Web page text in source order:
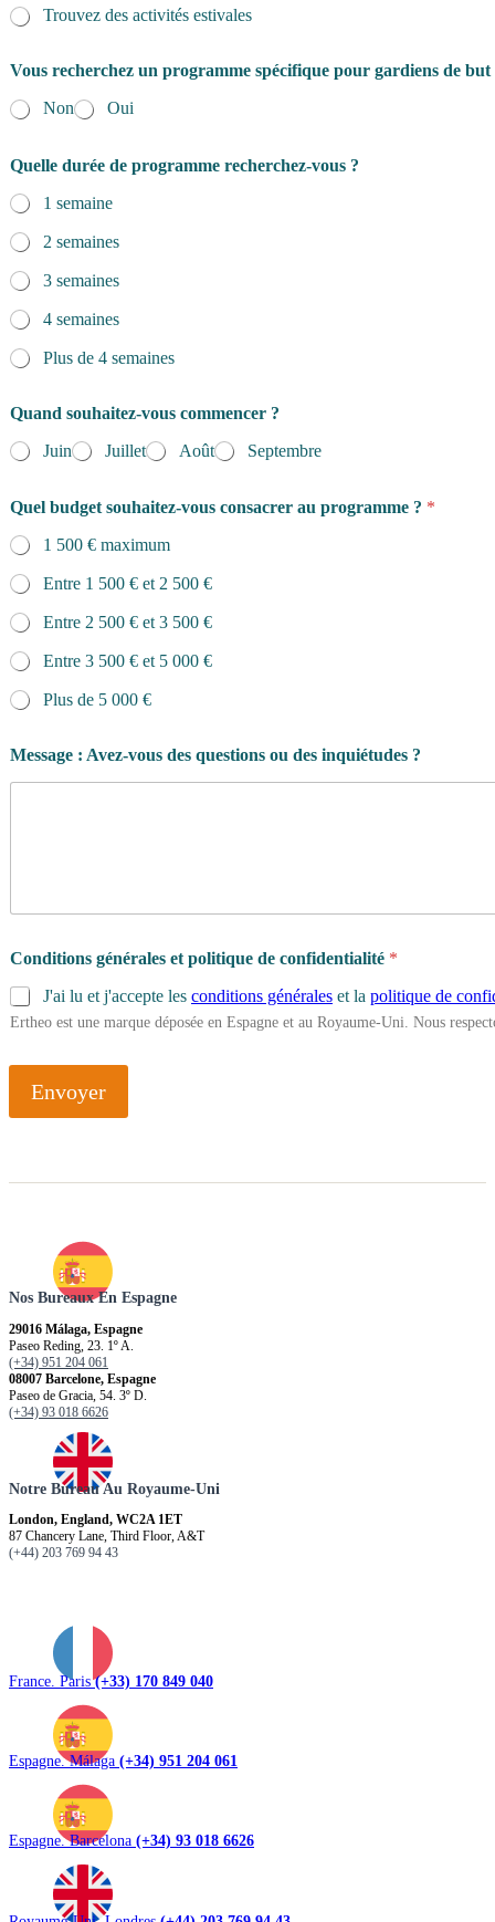
Trouvez des activités estivales
Vous recherchez un programme spécifique pour gardiens de but
Non
Oui
Quelle durée de programme recherchez-vous ?
1 semaine
2 semaines
3 semaines
4 semaines
Plus de 4 semaines
Quand souhaitez-vous commencer ?
Juin
Juillet Août Septembre
Quel budget souhaitez-vous consacrer au programme ? *
1 500 € maximum
Entre 1 500 € et 2 500 €
Entre 2 500 € et 3 500 €
Entre 3 500 € et 5 000 €
Plus de 5 000 €
Message : Avez-vous des questions ou des inquiétudes ?
Conditions générales et politique de confidentialité *
J'ai lu et j'accepte les conditions générales et la politique de
Ertheo est une marque déposée en Espagne et au Royaume-Uni. Nous
Envoyer
Nos Bureaux En Espagne
29016 Málaga, Espagne
Paseo Reding, 23. 1º A.
(+34) 951 204 061
08007 Barcelone, Espagne
Paseo de Gracia, 54. 3º D.
(+34) 93 018 6626
Notre Bureau Au Royaume-Uni
London, England, WC2A 1ET
87 Chancery Lane, Third Floor, A&T
(+44) 203 769 94 43
France. Paris(+33) 170 849 040
Espagne. Málaga (+34) 951 204 061
Espagne. Barcelona (+34) 93 018 6626